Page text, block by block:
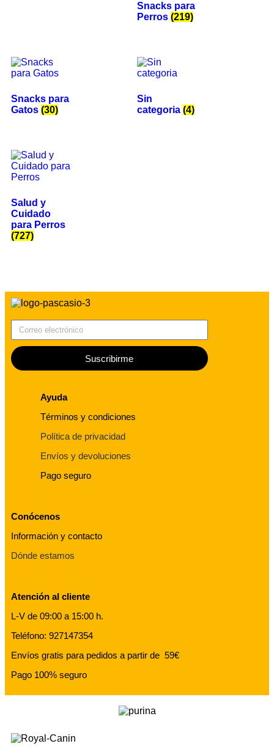
Snacks para
Perros (219)
Snacks para
Gatos (30)
Sin
categoria (4)
Salud y
Cuidado
para Perros
(727)
Suscribirme
Ayuda
Términos y condiciones
Política de privacidad
Envíos y devoluciones
Pago seguro
Conócenos
Información y contacto
Dónde estamos
Atención al cliente
L-V de 09:00 a 15:00 h.
Teléfono: 927147354
Envíos gratis para pedidos a partir de 59€
Pago 100% seguro